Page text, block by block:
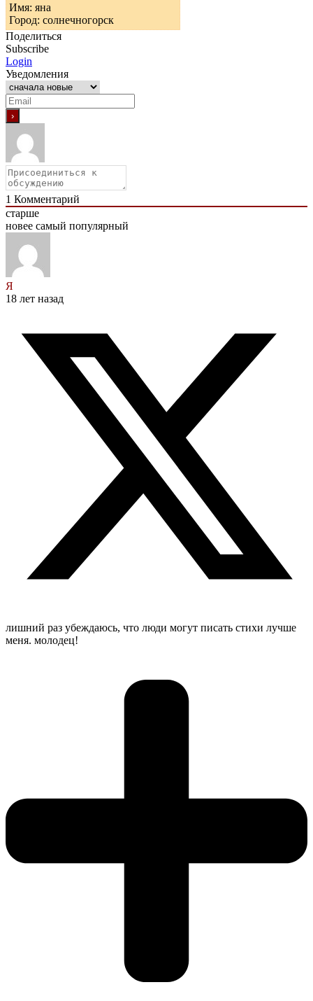
Имя: яна
Город: солнечногорск
Поделиться
Subscribe
Login
Уведомления
1 Комментарий
старше
новее самый популярный
Я
18 лет назад
лишний раз убеждаюсь, что люди могут писать стихи лучше
меня. молодец!